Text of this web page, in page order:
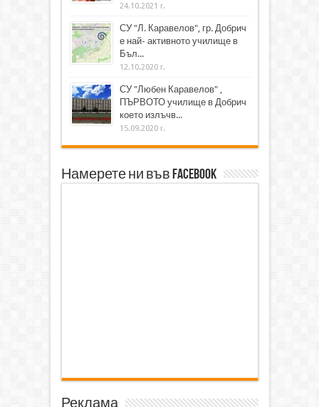
24.10.2021 г.
СУ "Л. Каравелов", гр. Добрич
е най- активното училище в
Бъл...
12.10.2020 г.
СУ "Любен Каравелов" ,
ПЪРВОТО училище в Добрич
което излъчв...
15.09.2020 г.
Намерете ни във Facebook
Реклама